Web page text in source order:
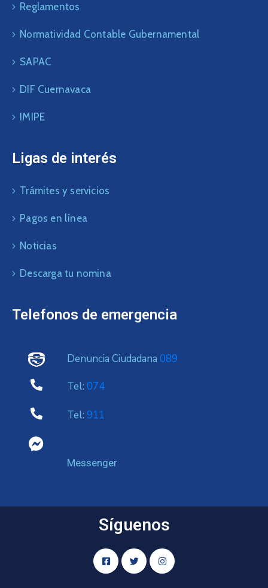
Reglamentos
Normatividad Contable Gubernamental
SAPAC
DIF Cuernavaca
IMIPE
Ligas de interés
Trámites y servicios
Pagos en línea
Noticias
Descarga tu nomina
Telefonos de emergencia
Denuncia Ciudadana 089
Tel: 074
Tel: 911
Messenger
Síguenos